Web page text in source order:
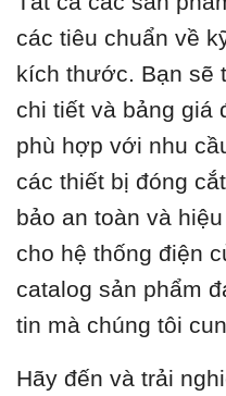
các tiêu chuẩn về
kích thước. Bạn sẽ
chi tiết và bảng giá
phù hợp với nhu
các thiết bị đóng
bảo an toàn và
cho hệ thống điện
catalog sản phẩm
tin mà chúng tôi
Hãy đến và trải